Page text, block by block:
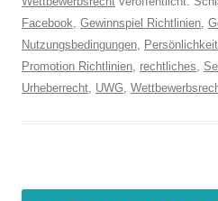
Facebook Gewinnspiel Richtlinien
Nutzungsbedingungen
Promotion Richtlinien rechtliches
Urheberrecht UWG